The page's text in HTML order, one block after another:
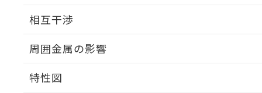
相互干渉
周囲金属の影響
特性図